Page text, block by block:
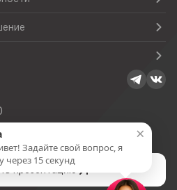
×
Задайте свой вопрос, я
через 15 секунд